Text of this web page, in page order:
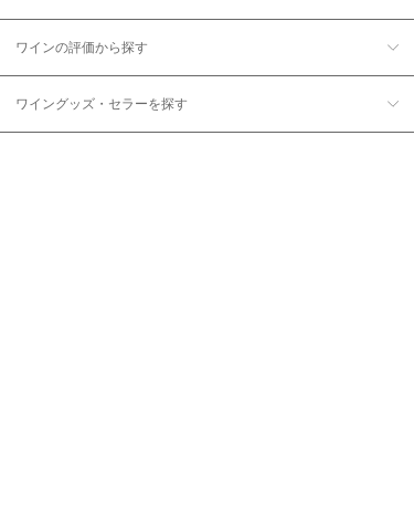
ワインの評価から探す
ワイングッズ・セラーを探す